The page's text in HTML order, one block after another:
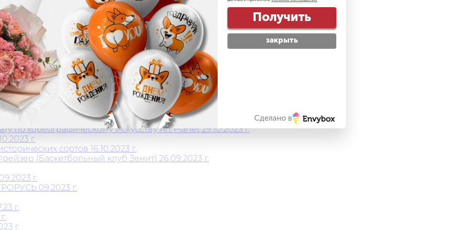
магазина "Aura of Bohemia" 08.09.2024 г.
16.03.204 г.
13.01.2024 г.
комплекса СПб 15.12.2023 г.
12.2023г.
г.
по хореографическому искусству Art Planet 29.10.2023 г.
г.
сортов 16.10.2023 г.
(Баскетбольный клуб Зенит) 26.09.2023 г.
г.
09.2023 г.
г.
г.
Получить
закрыть
Сделано в